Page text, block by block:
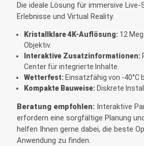
Die ideale Lösung für immersive Live-
Erlebnisse und Virtual Reality.
Kristallklare 4K-Auflösung:12
Objektiv.
Interaktive Zusatzinformationen:
Center für integrierte Inhalte.
Wetterfest:Einsatzfähig von -40°C
Kompakte Bauweise:Diskrete
Beratung empfohlen:Interaktive
erfordern eine sorgfältige Planung
helfen Ihnen gerne dabei, die beste
Anwendung zu finden.